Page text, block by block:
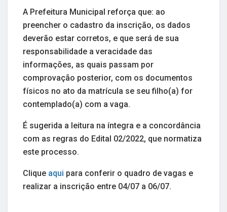
A Prefeitura Municipal reforça que: ao
preencher o cadastro da inscrição, os dados
deverão estar corretos, e que será de sua
responsabilidade a veracidade das
informações, as quais passam por
comprovação posterior, com os documentos
físicos no ato da matrícula se seu filho(a) for
contemplado(a) com a vaga.
É sugerida a leitura na íntegra e a concordância
com as regras do Edital 02/2022, que normatiza
este processo.
Clique aqui para conferir o quadro de vagas e
realizar a inscrição entre 04/07 a 06/07.